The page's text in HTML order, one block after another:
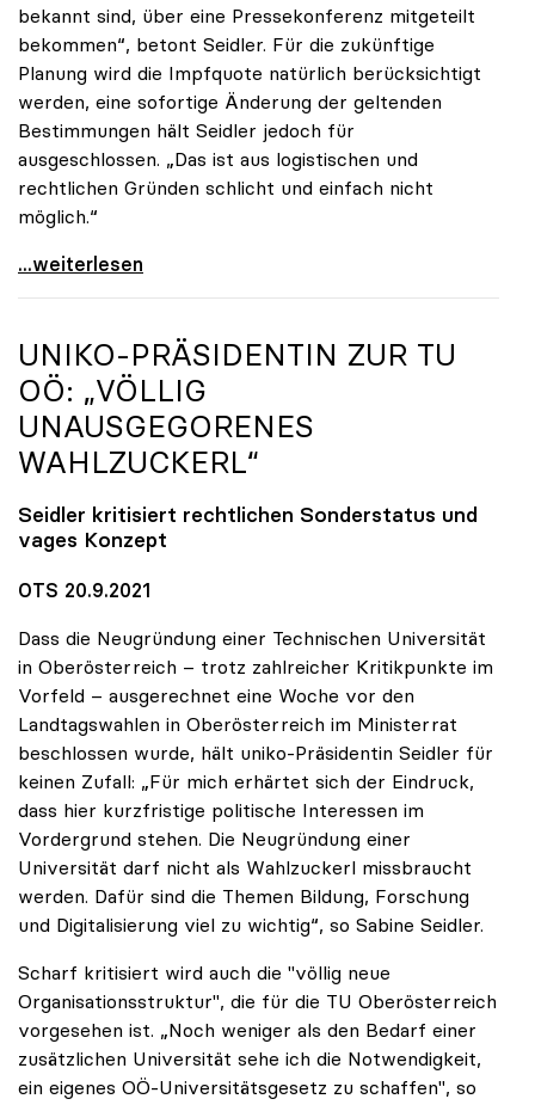
bekannt sind, über eine Pressekonferenz mitgeteilt
bekommen“, betont Seidler. Für die zukünftige
Planung wird die Impfquote natürlich berücksichtigt
werden, eine sofortige Änderung der geltenden
Bestimmungen hält Seidler jedoch für
ausgeschlossen. „Das ist aus logistischen und
rechtlichen Gründen schlicht und einfach nicht
möglich.“
Seidler erfreut über hohe Impfquote, aber
...weiterlesen
UNIKO-PRÄSIDENTIN ZUR TU
OÖ: „VÖLLIG
UNAUSGEGORENES
WAHLZUCKERL“
Seidler kritisiert rechtlichen Sonderstatus und
vages Konzept
OTS 20.9.2021
Dass die Neugründung einer Technischen Universität
in Oberösterreich – trotz zahlreicher Kritikpunkte im
Vorfeld – ausgerechnet eine Woche vor den
Landtagswahlen in Oberösterreich im Ministerrat
beschlossen wurde, hält uniko-Präsidentin Seidler für
keinen Zufall: „Für mich erhärtet sich der Eindruck,
dass hier kurzfristige politische Interessen im
Vordergrund stehen. Die Neugründung einer
Universität darf nicht als Wahlzuckerl missbraucht
werden. Dafür sind die Themen Bildung, Forschung
und Digitalisierung viel zu wichtig“, so Sabine Seidler.
Scharf kritisiert wird auch die "völlig neue
Organisationsstruktur", die für die TU Oberösterreich
vorgesehen ist. „Noch weniger als den Bedarf einer
zusätzlichen Universität sehe ich die Notwendigkeit,
ein eigenes OÖ-Universitätsgesetz zu schaffen", so